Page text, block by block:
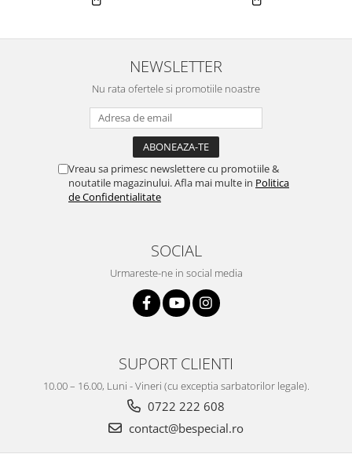
NEWSLETTER
Nu rata ofertele si promotiile noastre
Vreau sa primesc newslettere cu promotiile &
noutatile magazinului. Afla mai multe in Politica
de Confidentialitate
SOCIAL
Urmareste-ne in social media
SUPORT CLIENTI
10.00 – 16.00, Luni - Vineri (cu exceptia sarbatorilor legale).
0722 222 608
contact@bespecial.ro